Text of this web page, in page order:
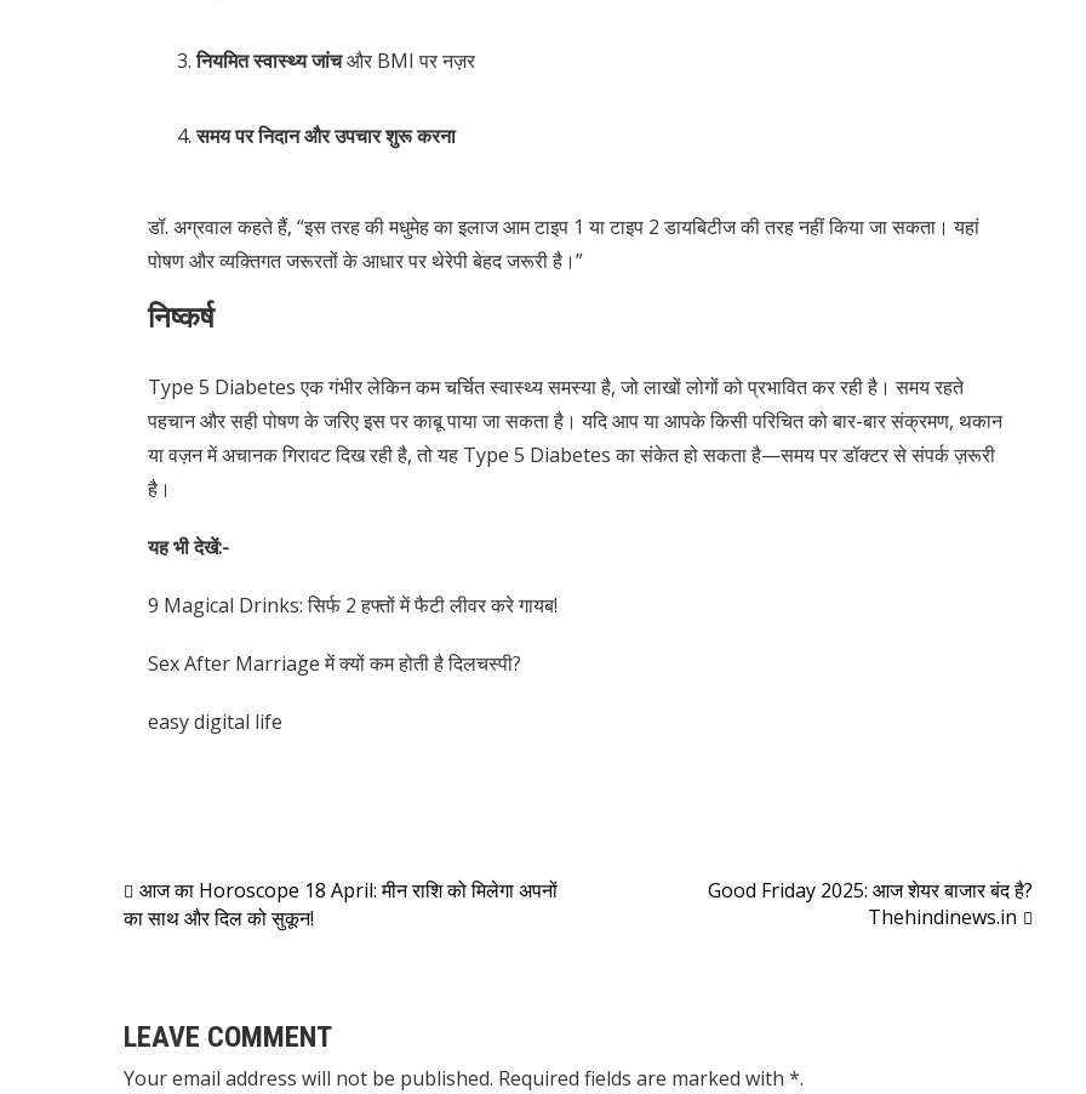
नियमित स्वास्थ्य जांचऔर BMI पर नज़र
समय पर निदान और उपचार शुरू करना
डॉ. अग्रवाल कहते हैं, “इस तरह की मधुमेह का इलाज आम टाइप 1 या टाइप 2 डायबिटीज की तरह नहीं किया जा सकता। यहां
पोषण और व्यक्तिगत जरूरतों के आधार पर थेरेपी बेहद जरूरी है।”
निष्कर्ष
Type 5 Diabetes एक गंभीर लेकिन कम चर्चित स्वास्थ्य समस्या है, जो लाखों लोगों को प्रभावित कर रही है। समय रहते
पहचान और सही पोषण के जरिए इस पर काबू पाया जा सकता है। यदि आप या आपके किसी परिचित को बार-बार संक्रमण, थकान
या वज़न में अचानक गिरावट दिख रही है, तो यह Type 5 Diabetes का संकेत हो सकता है—समय पर डॉक्टर से संपर्क ज़रूरी
है।
यह भी देखें:-
9 Magical Drinks: सिर्फ 2 हफ्तों में फैटी लीवर करे गायब!
Sex After Marriage में क्यों कम होती है दिलचस्पी?
easy digital life
आज का Horoscope 18 April: मीन राशि को मिलेगा अपनों
का साथ और दिल को सुकून!
Good Friday 2025: आज शेयर बाजार बंद है?
Thehindinews.in
LEAVE COMMENT
Your email address will not be published. Required fields are marked with *.